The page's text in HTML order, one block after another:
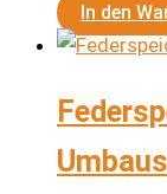
In den